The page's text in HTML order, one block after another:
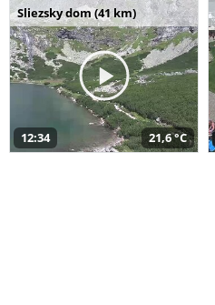
Sliezsky dom (41 km)
12:34 21,6 °C